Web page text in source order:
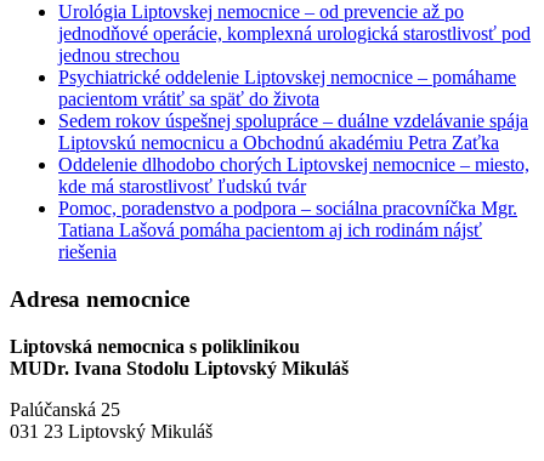
Urológia Liptovskej nemocnice – od prevencie až po
jednodňové operácie, komplexná urologická starostlivosť pod
jednou strechou
Psychiatrické oddelenie Liptovskej nemocnice – pomáhame
pacientom vrátiť sa späť do života
Sedem rokov úspešnej spolupráce – duálne vzdelávanie spája
Liptovskú nemocnicu a Obchodnú akadémiu Petra Zaťka
Oddelenie dlhodobo chorých Liptovskej nemocnice – miesto,
kde má starostlivosť ľudskú tvár
Pomoc, poradenstvo a podpora – sociálna pracovníčka Mgr.
Tatiana Lašová pomáha pacientom aj ich rodinám nájsť
riešenia
Adresa nemocnice
Liptovská nemocnica s poliklinikou
MUDr. Ivana Stodolu Liptovský Mikuláš
Palúčanská 25
031 23 Liptovský Mikuláš